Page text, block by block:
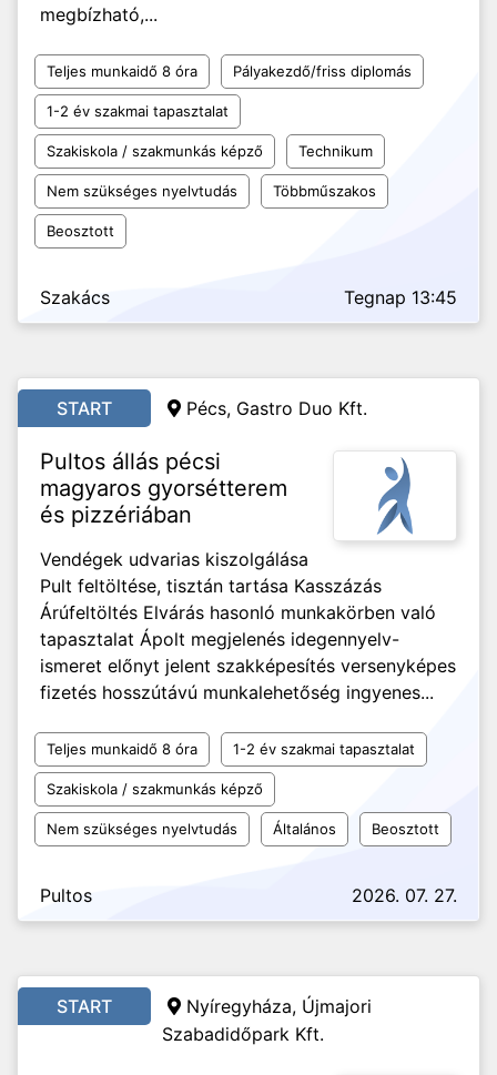
megbízható,...
Teljes munkaidő 8 óra Pályakezdő/friss diplomás
1-2 év szakmai tapasztalat
Szakiskola / szakmunkás képző Technikum
Nem szükséges nyelvtudás Többműszakos
Beosztott
Szakács Tegnap 13:45
START Pécs, Gastro Duo Kft.
Pultos állás pécsi
magyaros gyorsétterem
és pizzériában
Vendégek udvarias kiszolgálása
Pult feltöltése, tisztán tartása Kasszázás
Árúfeltöltés Elvárás hasonló munkakörben való
tapasztalat Ápolt megjelenés idegennyelv-
ismeret előnyt jelent szakképesítés versenyképes
fizetés hosszútávú munkalehetőség ingyenes...
Teljes munkaidő 8 óra 1-2 év szakmai tapasztalat
Szakiskola / szakmunkás képző
Nem szükséges nyelvtudás Általános Beosztott
Pultos 2026. 07. 27.
START
Nyíregyháza, Újmajori
Szabadidőpark Kft.